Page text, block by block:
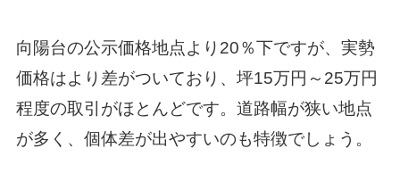
向陽台の公示価格地点より20％下ですが、実勢
価格はより差がついており、坪15万円～25万円
程度の取引がほとんどです。道路幅が狭い地点
が多く、個体差が出やすいのも特徴でしょう。